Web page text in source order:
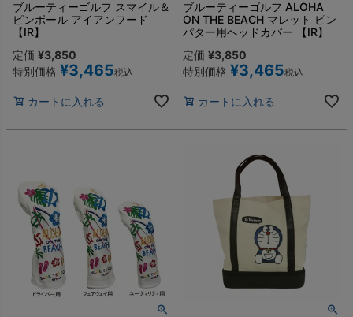
ブルーティーゴルフ スマイル＆
ピンボール アイアンフード
【IR】
定価 ¥3,850
特別価格 ¥3,465税込
カートに入れる
ブルーティーゴルフ ALOHA
ON THE BEACH マレット ピン
パター用ヘッドカバー 【IR】
定価 ¥3,850
特別価格 ¥3,465税込
カートに入れる